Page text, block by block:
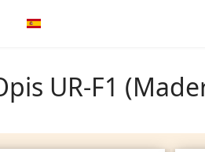
Seleccione su idioma
UR-F1